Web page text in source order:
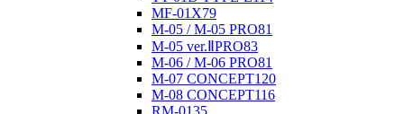
MF-01X79
M-05 / M-05 PRO81
M-05 ver.ⅡPRO83
M-06 / M-06 PRO81
M-07 CONCEPT120
M-08 CONCEPT116
RM-0135